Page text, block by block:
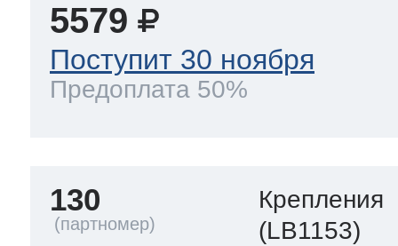
5579
Поступит 30 ноября
Предоплата 50%
130
Крепления
(LB1153)